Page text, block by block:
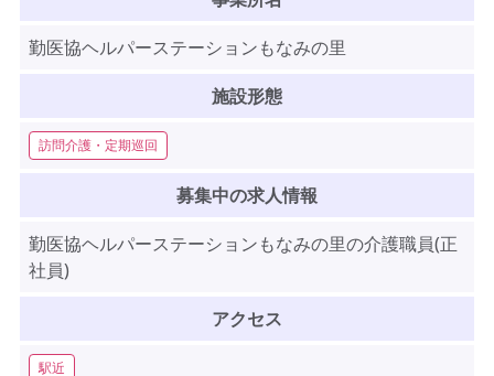
勤医協ヘルパーステーションもなみの里
施設形態
訪問介護・定期巡回
募集中の求人情報
勤医協ヘルパーステーションもなみの里の介護職員(正
社員)
アクセス
駅近